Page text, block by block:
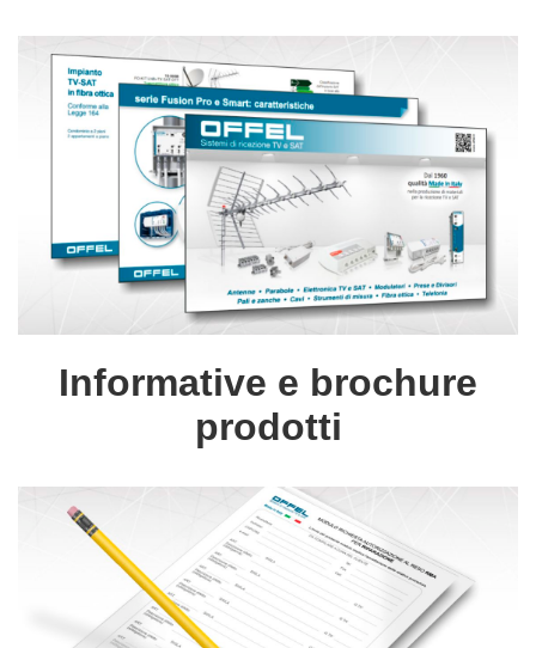
Informative e brochure
prodotti